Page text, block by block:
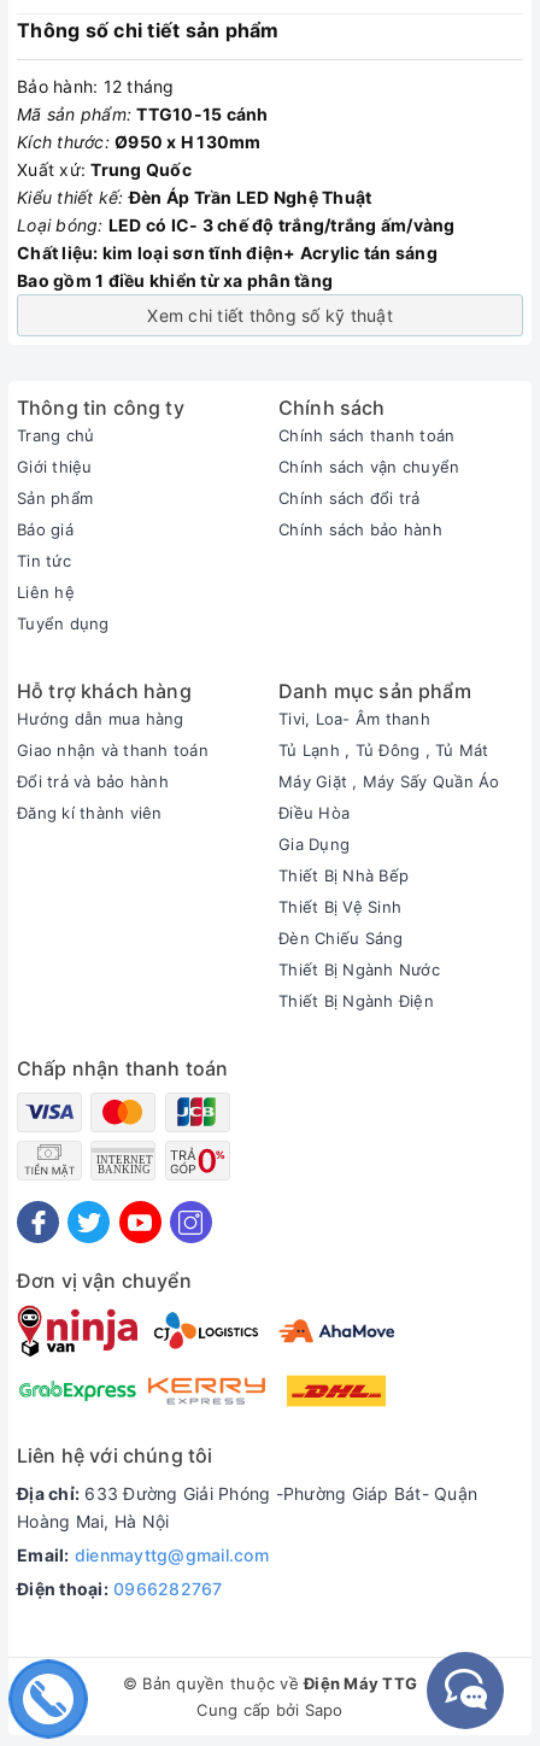
Thông số chi tiết sản phẩm
Bảo hành: 12 tháng
Mã sản phẩm: TTG10-15 cánh
Kích thước: Ø950 x H 130mm
Xuất xứ:Trung Quốc
Kiểu thiết kế: Đèn Áp Trần LED Nghệ Thuật
Loại bóng: LED có IC- 3 chế độ trắng/trắng ấm/vàng
Chất liệu: kim loại sơn tĩnh điện+ Acrylic tán sáng
Bao gồm 1 điều khiển từ xa phân tầng
Xem chi tiết thông số kỹ thuật
Thông tin công ty
Trang chủ
Giới thiệu
Sản phẩm
Báo giá
Tin tức
Liên hệ
Tuyển dụng
Chính sách
Chính sách thanh toán
Chính sách vận chuyển
Chính sách đổi trả
Chính sách bảo hành
Hỗ trợ khách hàng
Hướng dẫn mua hàng
Giao nhận và thanh toán
Đổi trả và bảo hành
Đăng kí thành viên
Danh mục sản phẩm
Tivi, Loa- Âm thanh
Tủ Lạnh , Tủ Đông , Tủ Mát
Máy Giặt , Máy Sấy Quần Áo
Điều Hòa
Gia Dụng
Thiết Bị Nhà Bếp
Thiết Bị Vệ Sinh
Đèn Chiếu Sáng
Thiết Bị Ngành Nước
Thiết Bị Ngành Điện
Chấp nhận thanh toán
Đơn vị vận chuyển
Liên hệ với chúng tôi
Địa chỉ: 633 Đường Giải Phóng -Phường Giáp Bát- Quận
Hoàng Mai, Hà Nội
Email: dienmayttg@gmail.com
Điện thoại: 0966282767
© Bản quyền thuộc vềĐiện Máy TTG
Cung cấp bởi Sapo